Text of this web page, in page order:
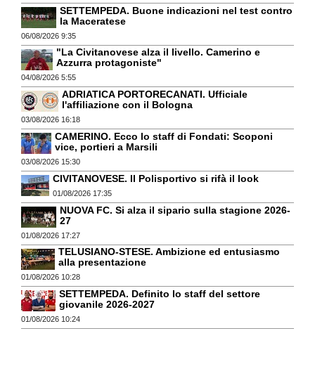
SETTEMPEDA. Buone indicazioni nel test contro
la Maceratese
06/08/2026 9:35
"La Civitanovese alza il livello. Camerino e
Azzurra protagoniste"
04/08/2026 5:55
ADRIATICA PORTORECANATI. Ufficiale
l'affiliazione con il Bologna
03/08/2026 16:18
CAMERINO. Ecco lo staff di Fondati: Scoponi
vice, portieri a Marsili
03/08/2026 15:30
CIVITANOVESE. Il Polisportivo si rifà il look
01/08/2026 17:35
NUOVA FC. Si alza il sipario sulla stagione 2026-
27
01/08/2026 17:27
TELUSIANO-STESE. Ambizione ed entusiasmo
alla presentazione
01/08/2026 10:28
SETTEMPEDA. Definito lo staff del settore
giovanile 2026-2027
01/08/2026 10:24